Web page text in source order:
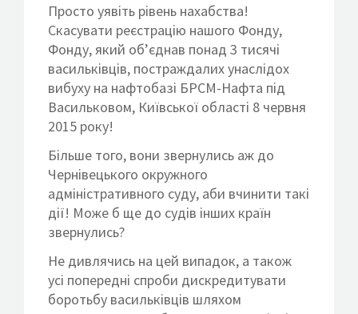
Просто уявіть рівень нахабства!
Скасувати реєстрацію нашого Фонду,
Фонду, який об’єднав понад 3 тисячі
васильківців, постраждалих унаслідох
вибуху на нафтобазі БРСМ-Нафта під
Васильковом, Київської області 8 червня
2015 року!
Більше того, вони звернулись аж до
Чернівецького окружного
адміністративного суду, аби вчинити такі
дії! Може б ще до судів інших країн
звернулись?
Не дивлячись на цей випадок, а також
усі попередні спроби дискредитувати
боротьбу васильківців шляхом